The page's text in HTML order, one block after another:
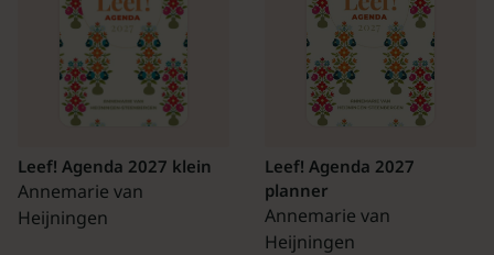
Leef! Agenda 2027 klein
Annemarie van
Heijningen
Leef! Agenda 2027
planner
Annemarie van
Heijningen